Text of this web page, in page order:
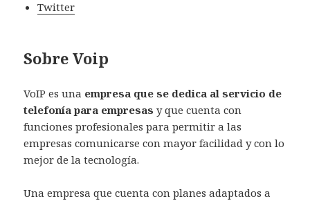
Twitter
Sobre Voip
VoIP es una empresa que se dedica al servicio de
telefonía para empresas y que cuenta con
funciones profesionales para permitir a las
empresas comunicarse con mayor facilidad y con lo
mejor de la tecnología.
Una empresa que cuenta con planes adaptados a